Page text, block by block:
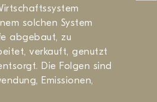
solchen System
abgebaut, zu
verkauft, genutzt
Die Folgen sind
Emissionen,